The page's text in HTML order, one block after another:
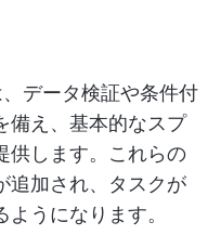
データ検証や条件付
備え、基本的なスプ
供します。これらの
追加され、タスクが
うになります。